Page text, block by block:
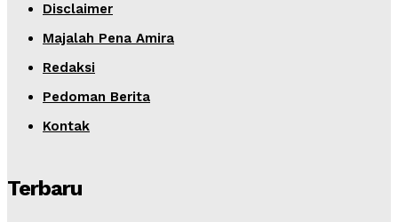
Disclaimer
Majalah Pena Amira
Redaksi
Pedoman Berita
Kontak
Terbaru